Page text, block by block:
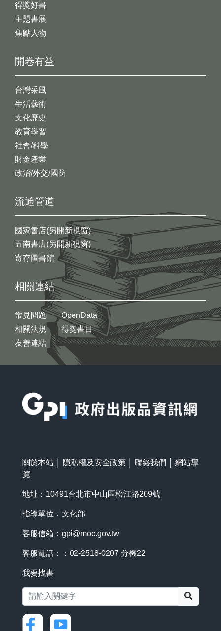
開卷有益
台灣采風
生活藝術
文化歷史
教育學習
社會/科學
財金產業
政治/外交/國防
得獎好書
主題書展
焦點人物
流通管道
國家書店(另開新視窗)
五南書店(另開新視窗)
寄存圖書館
相關連結
常見問題
相關法規
友善連結
OpenData
得獎書目
關於本站 隱私權及安全政策 聯絡我們
網站導
覽
地址：10491台北市中山區松江路209號
指導單位：文化部
客服信箱： gpi@moc.gov.tw
客服電話：：02-2518-0207 分機22
我要找書